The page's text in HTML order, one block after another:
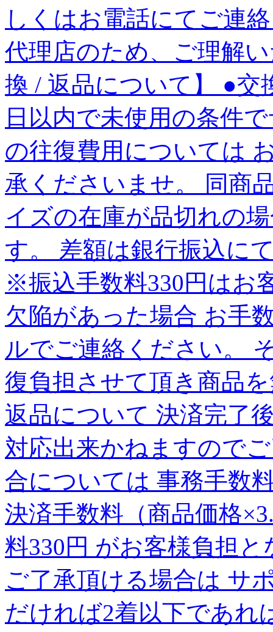
しくはお電話にてご連
代理店のため、ご理解
換 / 返品について】 ●交
日以内で未使用の条件
の往復費用については
承くださいませ。 同商
イズの在庫が品切れの
す。 差額は銀行振込に
※振込手数料330円はお
欠陥があった場合 お手
ルでご連絡ください。
復負担させて頂き商品
返品について 決済完了
対応出来かねますので
合については 事務手数
決済手数料（商品価格
料330円 がお客様負担
ご了承頂ける場合は サ
だければ2着以下であれ